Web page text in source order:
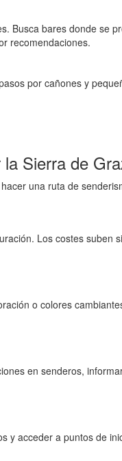
Busca bares donde
recomendaciones.
por cañones y
Sierra de
una ruta de
Los costes
o colores
en senderos,
y acceder a puntos de